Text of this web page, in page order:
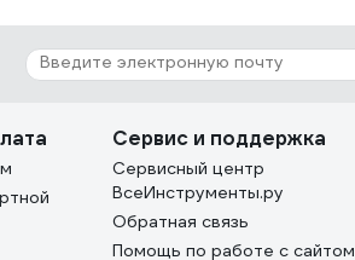
Сервис и поддержка
Сервисный центр
ВсеИнструменты.ру
Обратная связь
Помощь по работе с сайтом